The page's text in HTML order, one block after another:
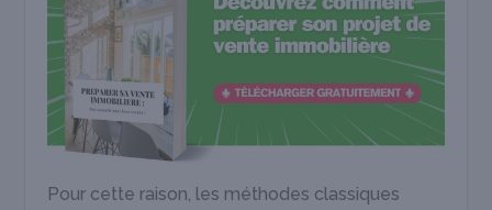
Pour cette raison, les méthodes classiques